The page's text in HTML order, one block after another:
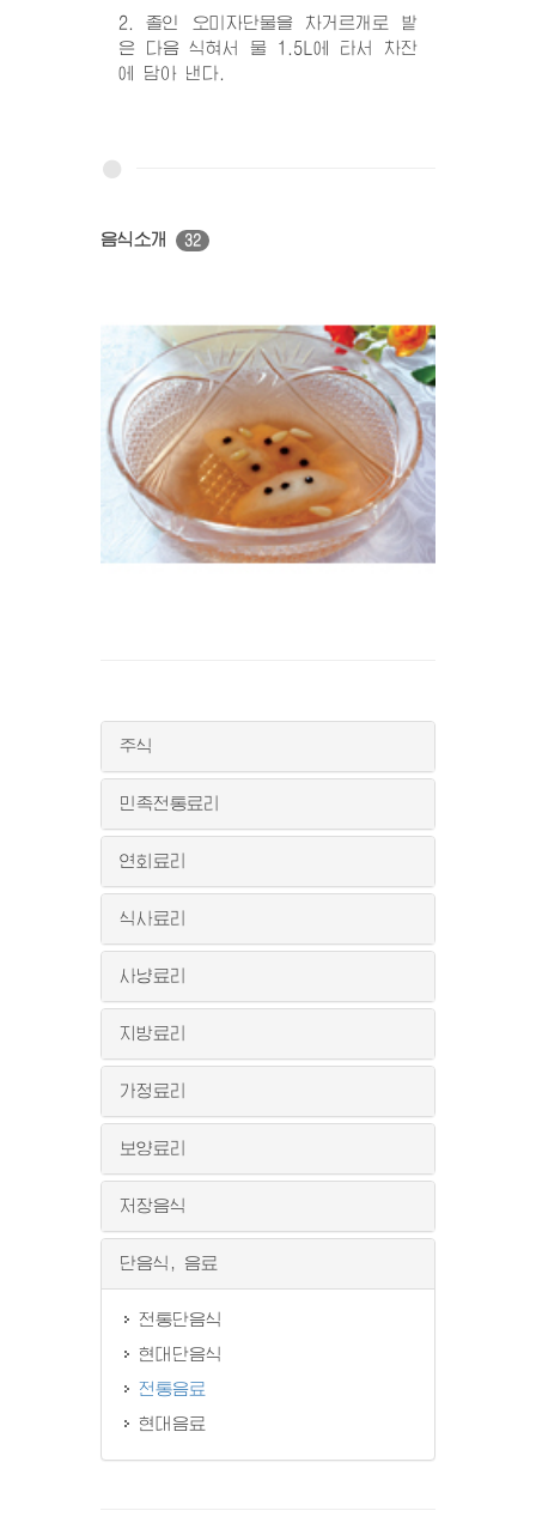
2. 졸인 오미자단물을 차거르개로 밭
은 다음 식혀서 물 1.5L에 타서 차잔
에 담아 낸다.
음식소개 32
주식
민족전통료리
연회료리
식사료리
사냥료리
지방료리
가정료리
보양료리
저장음식
단음식, 음료
전통단음식
현대단음식
전통음료
현대음료